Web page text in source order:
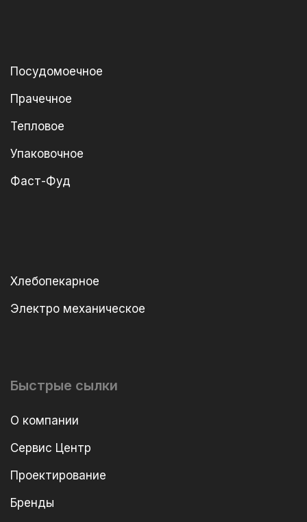
Посудомоечное
Прачечное
Тепловое
Упаковочное
Фаст-Фуд
Хлебопекарное
Электро механическое
Быстрые сылки
О компании
Сервис Центр
Проектирование
Бренды